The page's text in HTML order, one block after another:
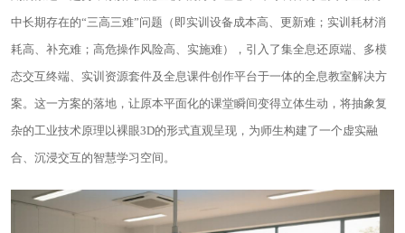
中长期存在的“三高三难”问题（即实训设备成本高、更新难；实训耗材消
耗高、补充难；高危操作风险高、实施难），引入了集全息还原端、多模
态交互终端、实训资源套件及全息课件创作平台于一体的全息教室解决方
案。这一方案的落地，让原本平面化的课堂瞬间变得立体生动，将抽象复
杂的工业技术原理以裸眼3D的形式直观呈现，为师生构建了一个虚实融
合、沉浸交互的智慧学习空间。